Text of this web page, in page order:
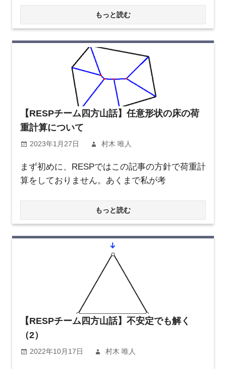
もっと読む
【RESPチーム四方山話】任意形状の床の荷
重計算について
2023年1月27日 村木 唯人
まず初めに、RESPではこの記事の方針で荷重計
算をしておりません。あくまで私が考
もっと読む
【RESPチーム四方山話】不安定でも解く
（2）
2022年10月17日 村木 唯人